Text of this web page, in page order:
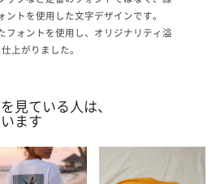
ントを使用した文字デザインです。
フォントを使用し、オリジナリティ溢
上がりました。
見ている人は、
ます